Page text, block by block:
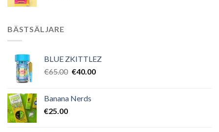
BÄSTSÄLJARE
BLUE ZKITTLEZ
€65.00 Det
var:
€40.00Det
Banana Nerds
€25.00